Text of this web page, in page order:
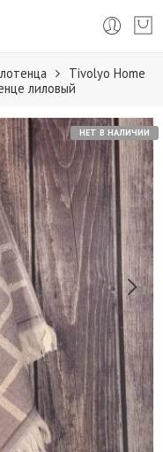
Tivolyo Home
лиловый
НЕТ В НАЛИЧИИ